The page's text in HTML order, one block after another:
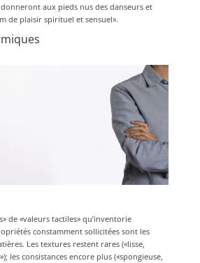
aux pieds nus des danseurs et
de plaisir spirituel et sensuel».
de «valeurs tactiles» qu’inventorie
constamment sollicitées sont les
Les textures restent rares («lisse,
les consistances encore plus («spongieuse,